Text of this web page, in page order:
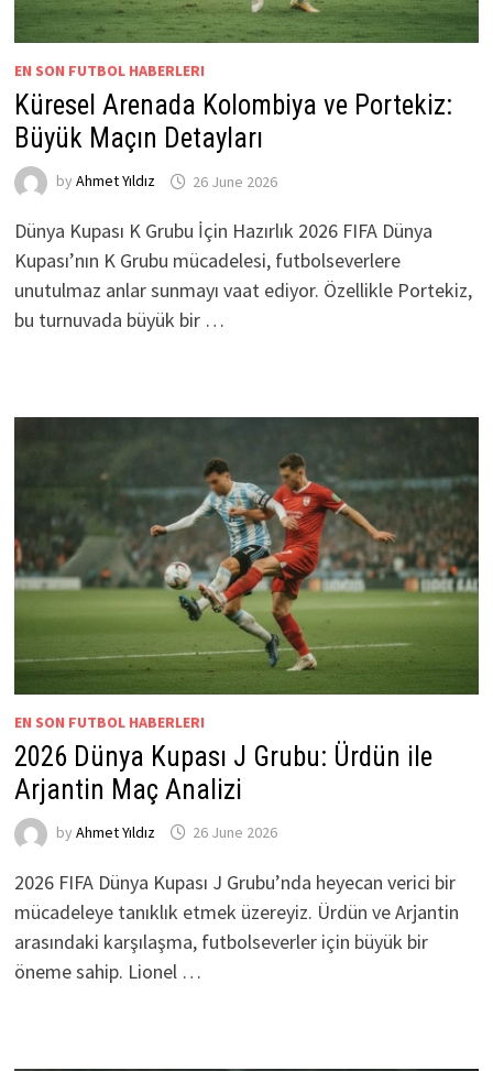
EN SON FUTBOL HABERLERI
Küresel Arenada Kolombiya ve Portekiz:
Büyük Maçın Detayları
by Ahmet Yıldız 26 June 2026
Dünya Kupası K Grubu İçin Hazırlık 2026 FIFA Dünya
Kupası’nın K Grubu mücadelesi, futbolseverlere
unutulmaz anlar sunmayı vaat ediyor. Özellikle Portekiz,
bu turnuvada büyük bir …
EN SON FUTBOL HABERLERI
2026 Dünya Kupası J Grubu: Ürdün ile
Arjantin Maç Analizi
by Ahmet Yıldız 26 June 2026
2026 FIFA Dünya Kupası J Grubu’nda heyecan verici bir
mücadeleye tanıklık etmek üzereyiz. Ürdün ve Arjantin
arasındaki karşılaşma, futbolseverler için büyük bir
öneme sahip. Lionel …